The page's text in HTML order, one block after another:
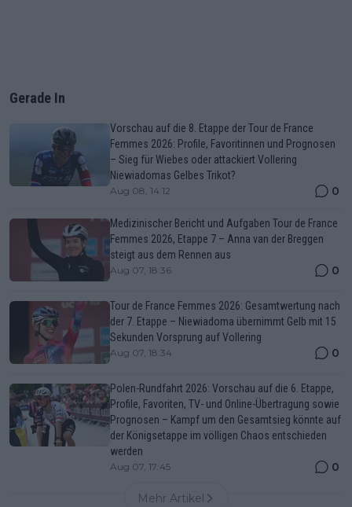
Gerade In
Vorschau auf die 8. Etappe der Tour de France
Femmes 2026: Profile, Favoritinnen und Prognosen
– Sieg für Wiebes oder attackiert Vollering
Niewiadomas Gelbes Trikot?
Aug 08, 14:12 0
Medizinischer Bericht und Aufgaben Tour de France
Femmes 2026, Etappe 7 – Anna van der Breggen
steigt aus dem Rennen aus
Aug 07, 18:36 0
Tour de France Femmes 2026: Gesamtwertung nach
der 7. Etappe – Niewiadoma übernimmt Gelb mit 15
Sekunden Vorsprung auf Vollering
Aug 07, 18:34 0
Polen-Rundfahrt 2026: Vorschau auf die 6. Etappe,
Profile, Favoriten, TV- und Online-Übertragung sowie
Prognosen – Kampf um den Gesamtsieg könnte auf
der Königsetappe im völligen Chaos entschieden
werden
Aug 07, 17:45 0
Mehr Artikel